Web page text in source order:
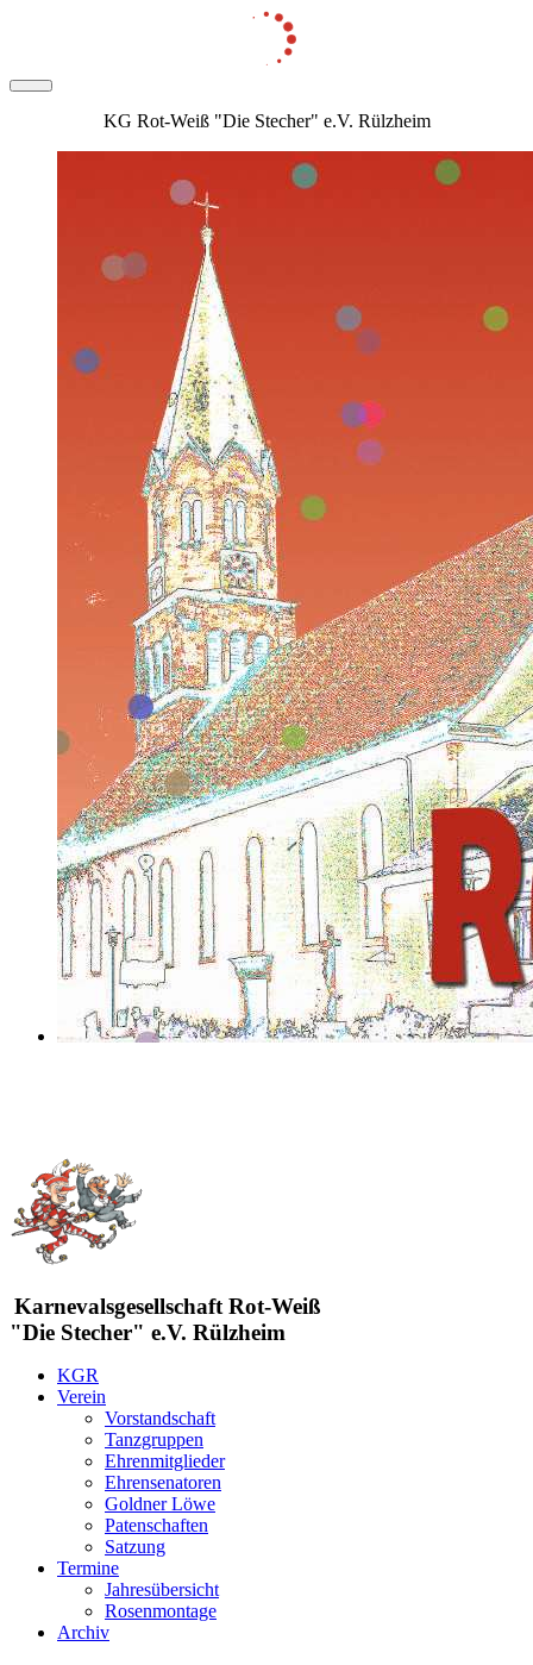
KG Rot-Weiß "Die Stecher" e.V. Rülzheim
Karnevalsgesellschaft Rot-Weiß
"Die Stecher" e.V. Rülzheim
KGR
Verein
Vorstandschaft
Tanzgruppen
Ehrenmitglieder
Ehrensenatoren
Goldner Löwe
Patenschaften
Satzung
Termine
Jahresübersicht
Rosenmontage
Archiv